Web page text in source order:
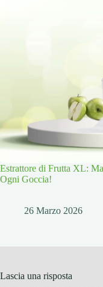
Estrattore di Frutta XL:
Ogni Goccia!
26 Marzo 2026
Lascia una risposta